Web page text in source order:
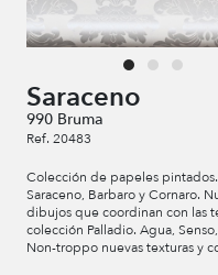
Saraceno
990 Bruma
Ref. 20483
Colección de papeles
Saraceno, Barbaro y Cornaro.
dibujos que coordinan con las
colección Palladio. Agua,
Non-troppo nuevas texturas y